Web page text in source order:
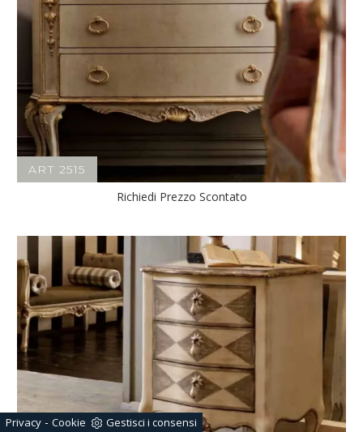
Privacy - Cookie Gestisci i consensi
ART 2515
Richiedi Prezzo Scontato